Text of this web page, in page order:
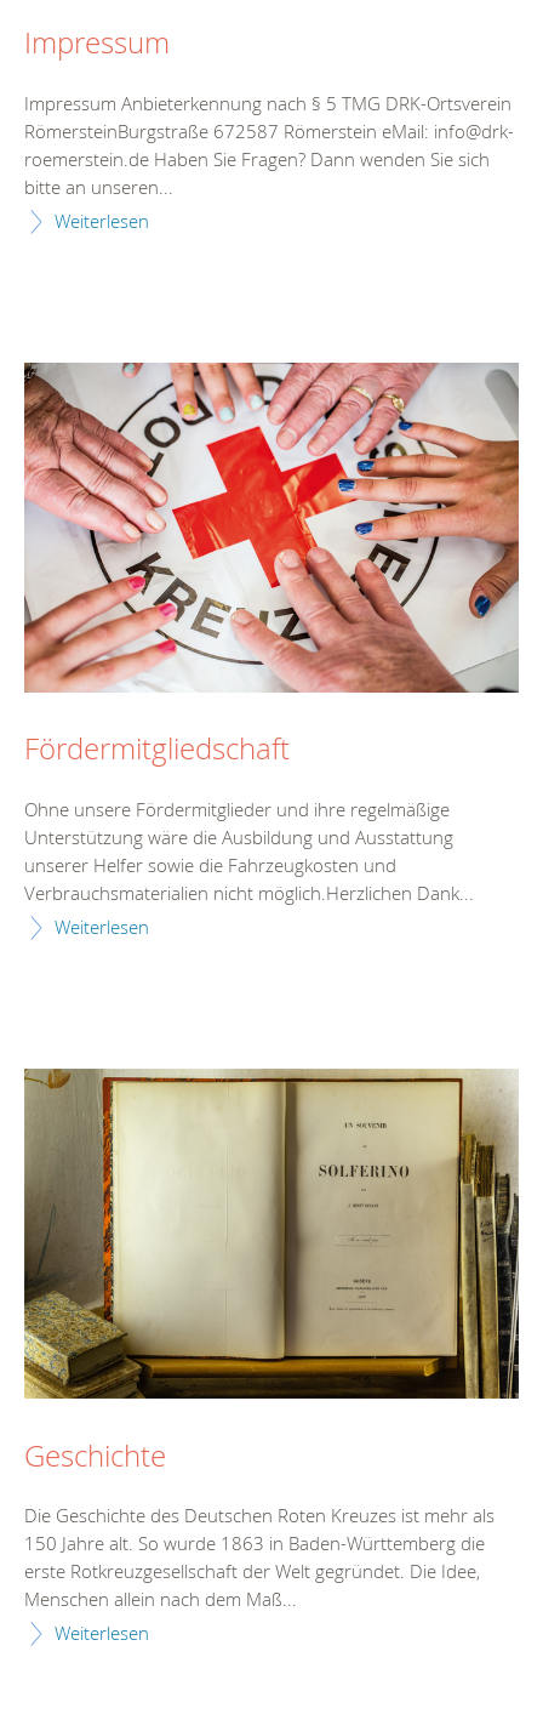
Impressum
Impressum Anbieterkennung nach § 5 TMG DRK-Ortsverein
RömersteinBurgstraße 672587 Römerstein eMail: info@drk-
roemerstein.de Haben Sie Fragen? Dann wenden Sie sich
bitte an unseren...
Weiterlesen
Fördermitgliedschaft
Ohne unsere Fördermitglieder und ihre regelmäßige
Unterstützung wäre die Ausbildung und Ausstattung
unserer Helfer sowie die Fahrzeugkosten und
Verbrauchsmaterialien nicht möglich.Herzlichen Dank...
Weiterlesen
Geschichte
Die Geschichte des Deutschen Roten Kreuzes ist mehr als
150 Jahre alt. So wurde 1863 in Baden-Württemberg die
erste Rotkreuzgesellschaft der Welt gegründet. Die Idee,
Menschen allein nach dem Maß...
Weiterlesen